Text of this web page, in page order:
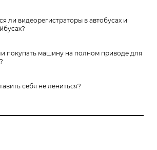
ли видеорегистраторы в автобусах и
покупать машину на полном приводе для
себя не лениться?